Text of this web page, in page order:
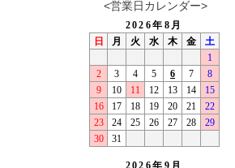
<営業日カレンダー>